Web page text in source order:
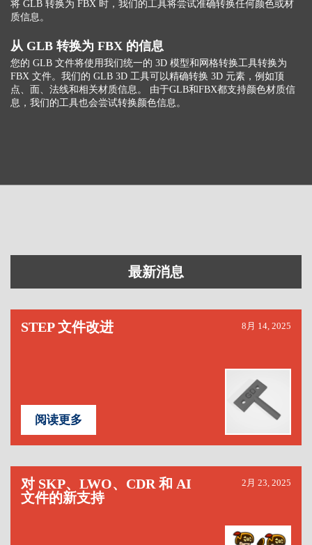
将 GLB 转换为 FBX 时，我们的工具将尝试准确转换任何颜色或材
质信息。
从 GLB 转换为 FBX 的信息
您的 GLB 文件将使用我们统一的 3D 模型和网格转换工具转换为
FBX 文件。我们的 GLB 3D 工具可以精确转换 3D 元素，例如顶
点、面、法线和相关材质信息。 由于GLB和FBX都支持颜色材质信
息，我们的工具也会尝试转换颜色信息。
最新消息
STEP 文件改进 8月 14, 2025
阅读更多
对 SKP、LWO、CDR 和 AI
文件的新支持
2月 23, 2025